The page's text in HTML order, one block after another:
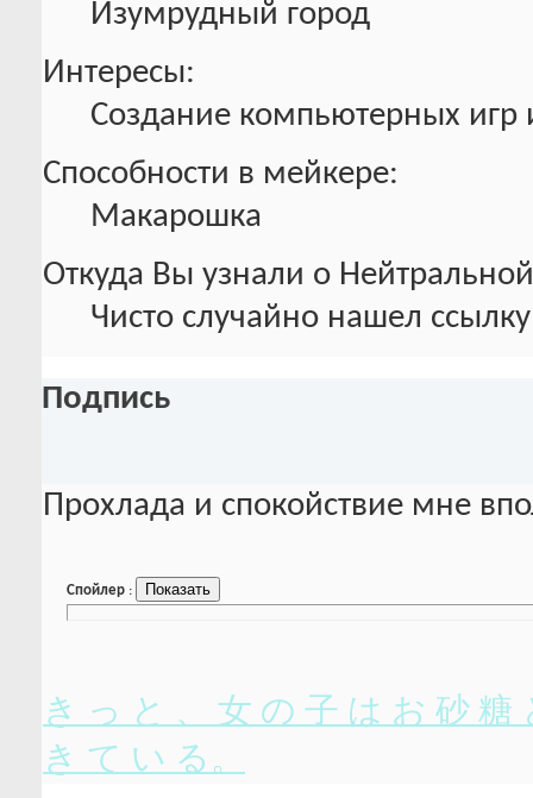
Изумрудный город
Интересы:
Создание компьютерных
Способности в мейкере:
Макарошка
Откуда Вы узнали о
Чисто случайно нашел
Подпись
Прохлада и спокойствие мне
Спойлер :
き っ と 、 女 の 子 は お 砂
き て い る。